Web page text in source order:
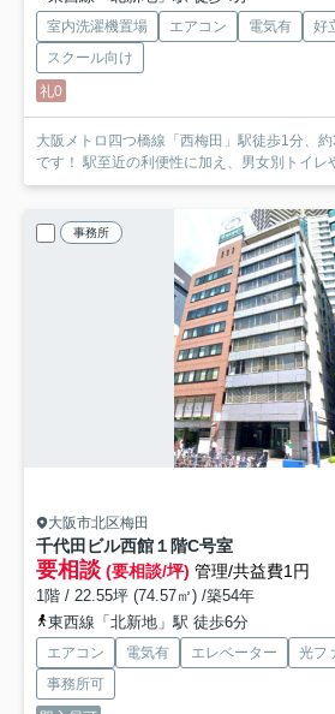
室内洗濯機置場 エアコン 電気有 好
スクール向け
礼0
大阪メトロ四つ橋線「西梅田」駅徒歩1分、
です！ 駅至近の利便性に加え、男女別トイレ
事務所
大阪市北区梅田
千代田ビル西館１階C号室
要相談 (要相談/坪) 管理/共益費1円
1階 / 22.55坪 (74.57㎡) /築54年
東西線「北新地」駅 徒歩6分
エアコン 電気有 エレベーター 光フ
事務所可